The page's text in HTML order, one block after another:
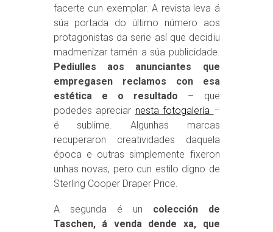
facerte cun exemplar. A revista leva á
súa portada do último número aos
protagonistas da serie así que decidiu
madmenizar tamén a súa publicidade.
Pediulles aos anunciantes que
empregasen reclamos con esa
estética e o resultado – que
podedes apreciar nesta fotogalería –
é sublime. Algunhas marcas
recuperaron creatividades daquela
época e outras simplemente fixeron
unhas novas, pero cun estilo digno de
Sterling Cooper Draper Price.
A segunda é un colección de
Taschen, á venda dende xa, que